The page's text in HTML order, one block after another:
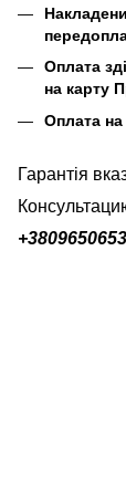
Оплата
на карту
Оплата на
Гарантія
+380